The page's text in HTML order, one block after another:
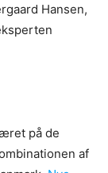
Hansen,
på de
af